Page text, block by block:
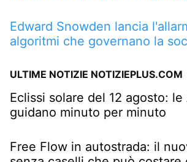
Edward Snowden lancia
algoritmi che governano la
ULTIME NOTIZIE NOTIZIEPLUS.COM
Eclissi solare del 12 agosto:
guidano minuto per minuto
Free Flow in autostrada: il